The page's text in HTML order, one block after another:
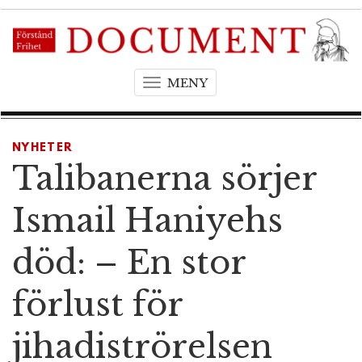
MENYT
g
a
v
i
g
i
o
NYHETER
Talibanerna sörjer
Ismail Haniyehs
död: – En stor
förlust för
jihadiströrelsen